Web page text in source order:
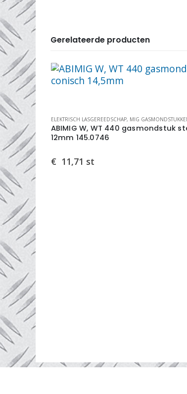
Gerelateerde producten
, ELEKTRISCH LASGEREEDSCHAP, MIG
ABIMIG W, WT 440 gasmondstuk
12mm 145.0746
€ 11,71 st